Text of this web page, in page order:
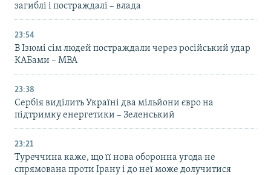
загиблі і постраждалі – влада
23:54
В Ізюмі сім людей постраждали через російський удар
КАБами – МВА
23:38
Сербія виділить Україні два мільйони євро на
підтримку енергетики – Зеленський
23:21
Туреччина каже, що її нова оборонна угода не
спрямована проти Ірану і до неї може долучитися